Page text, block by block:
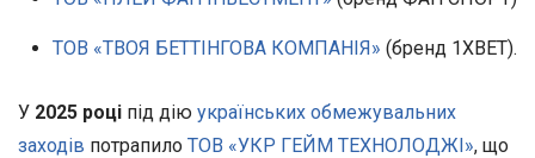
ТОВ «ТВОЯ БЕТТІНГОВА КОМПАНІЯ» (бренд 1XBET).
У 2025 році під дію українських обмежувальних
заходів потрапило ТОВ «УКР ГЕЙМ ТЕХНОЛОДЖІ», що